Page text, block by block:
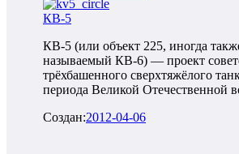
КВ-5
КВ-5 (или объект 225, иногда
называемый КВ-6) — проект
трёхбашенного сверхтяжёлого
периода Великой Отечественной
Создан:2012-04-06